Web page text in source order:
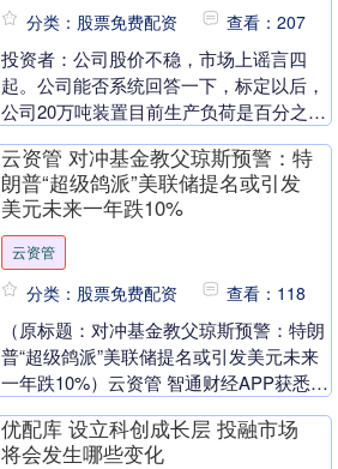
分类：股票免费配资 查看：207
投资者：公司股价不稳，市场上谣言四
起。公司能否系统回答一下，标定以后，
公司20万吨装置目前生产负荷是百分之多
言说目前只有6....
云资管 对冲基金教父琼斯预警：特
朗普“超级鸽派”美联储提名或引发
美元未来一年跌10%
云资管
分类：股票免费配资 查看：118
（原标题：对冲基金教父琼斯预警：特朗
普“超级鸽派”美联储提名或引发美元未来
一年跌10%）云资管 智通财经APP获悉，
优配库 设立科创成长层 投融市场
将会发生哪些变化